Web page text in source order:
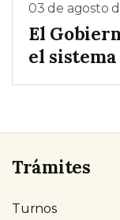
03 de agosto
El
el
Trámites
Turnos